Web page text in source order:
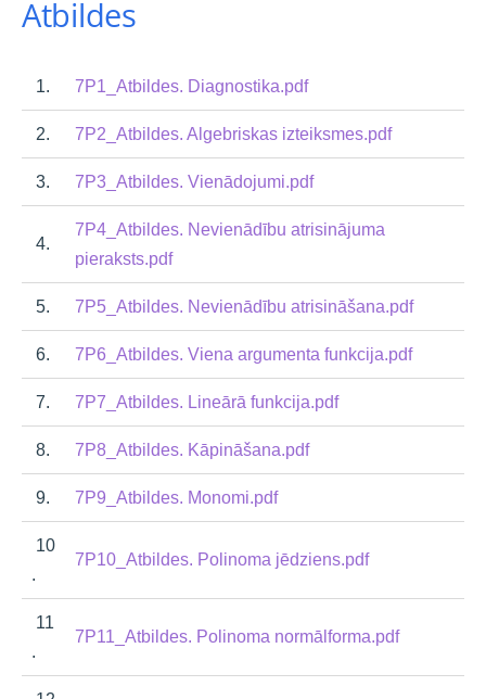
Atbildes
1. 7P1_Atbildes. Diagnostika.pdf
2. 7P2_Atbildes. Algebriskas izteiksmes.pdf
3. 7P3_Atbildes. Vienādojumi.pdf
4.
7P4_Atbildes. Nevienādību atrisinājuma
pieraksts.pdf
5. 7P5_Atbildes. Nevienādību atrisināšana.pdf
6. 7P6_Atbildes. Viena argumenta funkcija.pdf
7. 7P7_Atbildes. Lineārā funkcija.pdf
8. 7P8_Atbildes. Kāpināšana.pdf
9. 7P9_Atbildes. Monomi.pdf
10
.
7P10_Atbildes. Polinoma jēdziens.pdf
11
.
7P11_Atbildes. Polinoma normālforma.pdf